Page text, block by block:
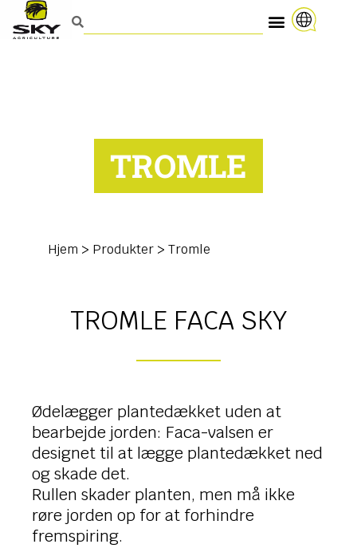
TROMLE
Hjem > Produkter > Tromle
TROMLE FACA SKY
Ødelægger plantedækket uden at
bearbejde jorden: Faca-valsen er
designet til at lægge plantedækket ned
og skade det.
Rullen skader planten, men må ikke
røre jorden op for at forhindre
fremspiring.